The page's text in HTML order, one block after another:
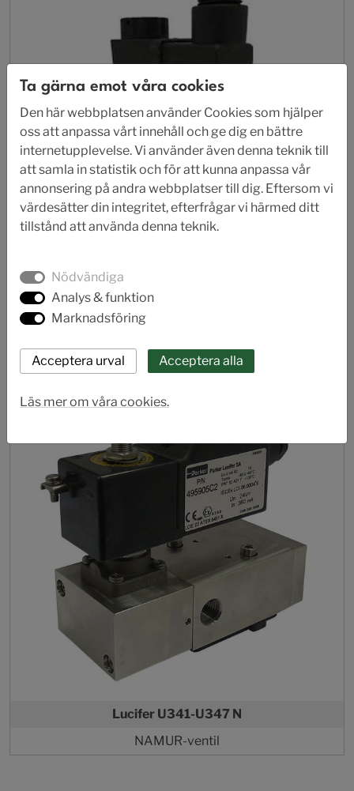
Lucifer U341-U347 N
NAMUR-ventil
Ta gärna emot våra cookies
Den här webbplatsen använder Cookies som hjälper
oss att anpassa vårt innehåll och ge dig en bättre
internetupplevelse. Vi använder även denna teknik till
att samla in statistik och för att kunna anpassa vår
annonsering på andra webbplatser till dig. Eftersom vi
värdesätter din integritet, efterfrågar vi härmed ditt
tillstånd att använda denna teknik.
Nödvändiga
Analys & funktion
Marknadsföring
Läs mer om våra cookies.